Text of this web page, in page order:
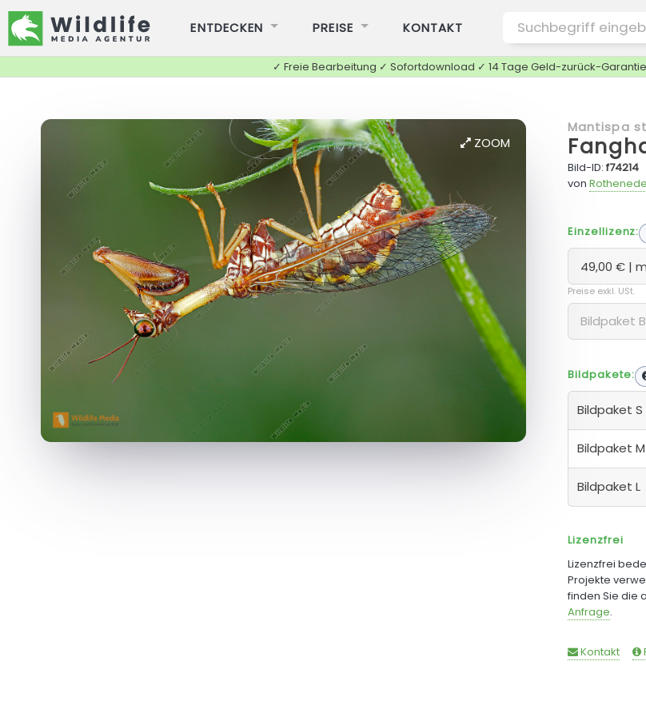
ENTDECKEN PREISE KONTAKT
✓ Freie Bearbeitung ✓ Sofortdownload ✓ 14 Tage Geld-zurück-
ZOOM
Mantispa
Bild-ID:f74214
von
Einzellizenz:
Preise exkl. USt.
Bildpakete:
Bildpaket S
Bildpaket M
Bildpaket L
Lizenzfrei
Lizenzfrei
Projekte
finden Sie die
Anfrage.
Kontakt